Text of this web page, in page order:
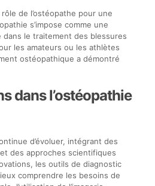
de l’ostéopathe pour une
s’impose comme une
le traitement des blessures
les amateurs ou les athlètes
ostéopathique a démontré
dans l’ostéopathie
d’évoluer, intégrant des
des approches scientifiques
les outils de diagnostic
comprendre les besoins de